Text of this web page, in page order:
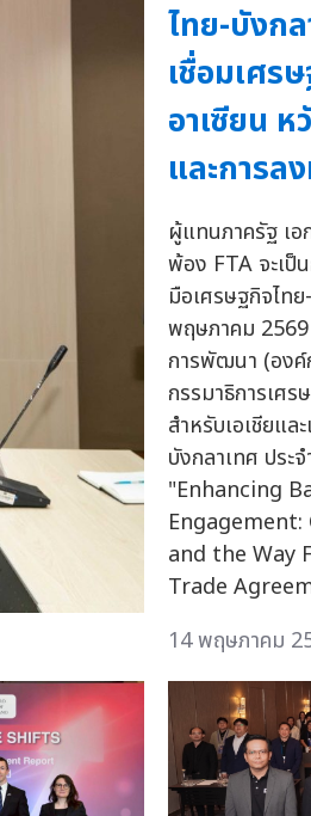
ไทย-บังก
เชื่อมเศร
อาเซียน ห
และการล
ผู้แทนภาครัฐ เอ
พ้อง FTA จะเป็
มือเศรษฐกิจไท
พฤษภาคม 2569
การพัฒนา (อง
กรรมาธิการเศ
สำหรับเอเชียแ
บังกลาเทศ ประ
"Enhancing
and the Way
Trade
14 พฤษภาคม